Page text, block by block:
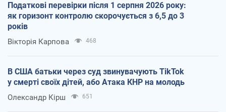
Податкові перевірки після 1 серпня 2026 року:
як горизонт контролю скорочується з 6,5 до 3
років
Вікторія Карпова 468
В США батьки через суд звинувачують TikTok
у смерті своїх дітей, або Атака КНР на молодь
Олександр Кірш 651